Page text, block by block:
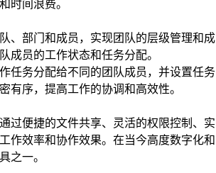
、部门和成员，实现团队的层级管理和成
成员的工作状态和任务分配。
任务分配给不同的团队成员，并设置任务
序，提高工作的协调和高效性。
过便捷的文件共享、灵活的权限控制、实
作效率和协作效果。在当今高度数字化和
之一。